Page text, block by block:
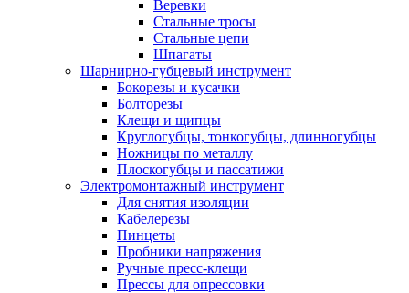
Веревки
Стальные тросы
Стальные цепи
Шпагаты
Шарнирно-губцевый инструмент
Бокорезы и кусачки
Болторезы
Клещи и щипцы
Круглогубцы, тонкогубцы, длинногубцы
Ножницы по металлу
Плоскогубцы и пассатижи
Электромонтажный инструмент
Для снятия изоляции
Кабелерезы
Пинцеты
Пробники напряжения
Ручные пресс-клещи
Прессы для опрессовки